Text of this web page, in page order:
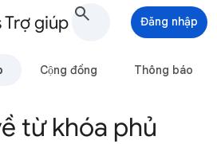
Trợ giúp Đăng nhập
Cộng đồng Thông báo
từ khóa phủ